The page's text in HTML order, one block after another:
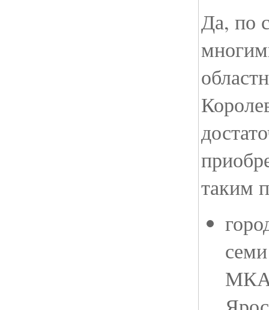
Да, по
таким